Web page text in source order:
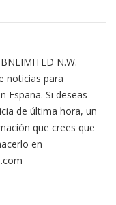
N.W.
noticias para
España. Si deseas
de última hora, un
que crees que
en